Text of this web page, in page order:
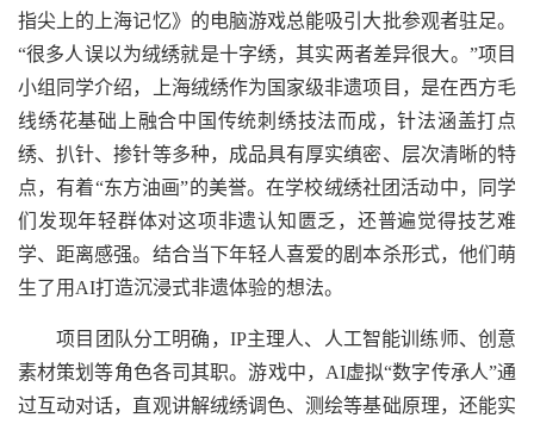
指尖上的上海记忆》的电脑游戏总能吸引大批参观者驻足。
“很多人误以为绒绣就是十字绣，其实两者差异很大。”项目
小组同学介绍，上海绒绣作为国家级非遗项目，是在西方毛
线绣花基础上融合中国传统刺绣技法而成，针法涵盖打点
绣、扒针、掺针等多种，成品具有厚实缜密、层次清晰的特
点，有着“东方油画”的美誉。在学校绒绣社团活动中，同学
们发现年轻群体对这项非遗认知匮乏，还普遍觉得技艺难
学、距离感强。结合当下年轻人喜爱的剧本杀形式，他们萌
生了用AI打造沉浸式非遗体验的想法。
项目团队分工明确，IP主理人、人工智能训练师、创意
素材策划等角色各司其职。游戏中，AI虚拟“数字传承人”通
过互动对话，直观讲解绒绣调色、测绘等基础原理，还能实